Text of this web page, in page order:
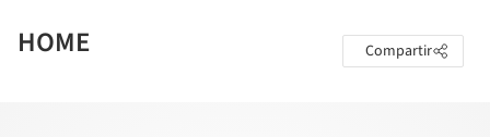
HOME Compartir